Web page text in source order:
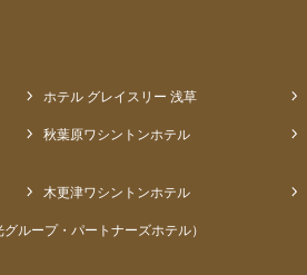
ホテル グレイスリー 浅草
秋葉原ワシントンホテル
木更津ワシントンホテル
ループ・パートナーズホテル）